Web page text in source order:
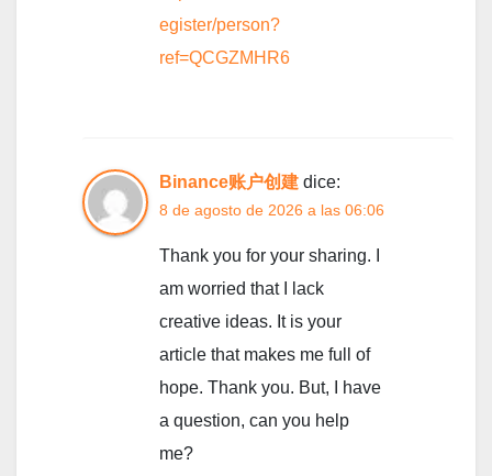
egister/person?
ref=QCGZMHR6
Binance账户创建 dice:
8 de agosto de 2026 a las 06:06
Thank you for your sharing. I
am worried that I lack
creative ideas. It is your
article that makes me full of
hope. Thank you. But, I have
a question, can you help
me?